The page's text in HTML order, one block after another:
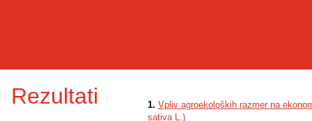
Rezultati 1. Vpliv agroekoloških razmer na
sativa L.)